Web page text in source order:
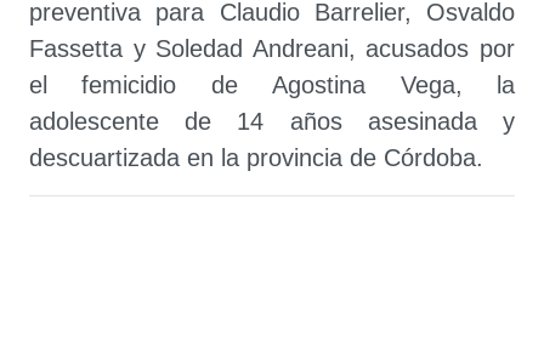
preventiva para Claudio Barrelier, Osvaldo
Fassetta y Soledad Andreani, acusados por
el femicidio de Agostina Vega, la
adolescente de 14 años asesinada y
descuartizada en la provincia de Córdoba.